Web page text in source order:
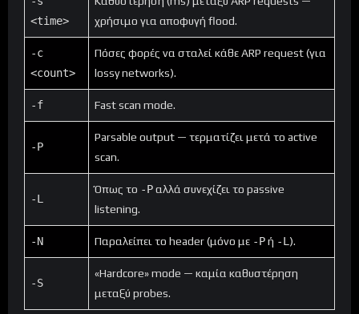
<time>
χρήσιμο για αποφυγή flood.
-c
<count>
Πόσες φορές να σταλεί κάθε ARP request (για
lossy networks).
-f Fast scan mode.
-P
Parsable output — τερματίζει μετά το active
scan.
-L
Όπως το -Pαλλά συνεχίζει το passive
listening.
-N Παραλείπει το header (μόνο με -Pή -L ).
-S
«Hardcore» mode — καμία καθυστέρηση
μεταξύ probes.